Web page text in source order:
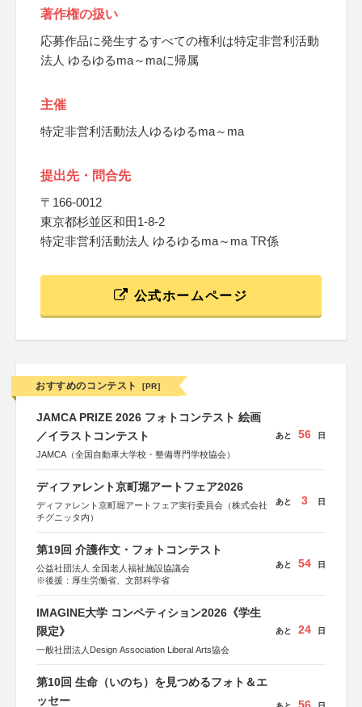
著作権の扱い
応募作品に発生するすべての権利は特定非営利活動
法人 ゆるゆるma～maに帰属
主催
特定非営利活動法人ゆるゆるma～ma
提出先・問合先
〒166-0012
東京都杉並区和田1-8-2
特定非営利活動法人 ゆるゆるma～ma TR係
公式ホームページ
おすすめのコンテスト [PR]
JAMCA PRIZE 2026 フォトコンテスト 絵画
／イラストコンテスト
JAMCA（全国自動車大学校・整備専門学校協会）
あと 56 日
ディファレント京町堀アートフェア2026
ディファレント京町堀アートフェア実行委員会（株式会社
チグニッタ内）
あと 3 日
第19回 介護作文・フォトコンテスト
公益社団法人 全国老人福祉施設協議会
※後援：厚生労働省、文部科学省
あと 54 日
IMAGINE大学 コンペティション2026《学生
限定》
一般社団法人Design Association Liberal Arts協会
あと 24 日
第10回 生命（いのち）を見つめるフォト＆エ
ッセー